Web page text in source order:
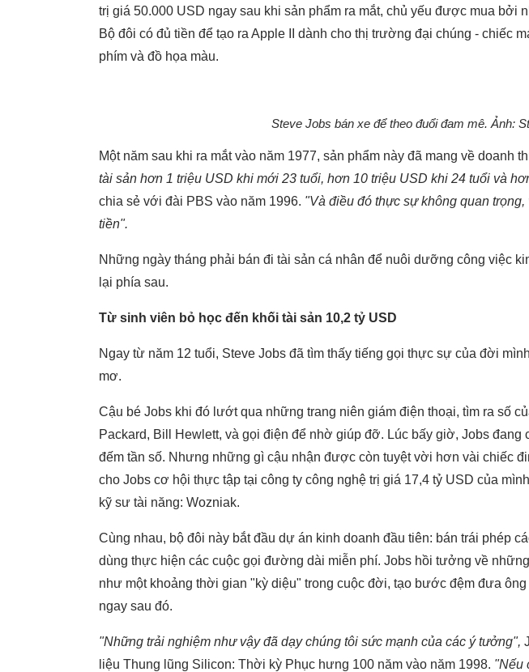
trị giá 50.000 USD ngay sau khi sản phẩm ra mắt, chủ yếu được mua bởi
Bộ đôi có đủ tiền để tạo ra Apple II dành cho thị trường đại chúng - chiếc
phím và đồ họa màu.
Steve Jobs bán xe để theo đuổi đam mê. Ảnh:
Một năm sau khi ra mắt vào năm 1977, sản phẩm này đã mang về doanh
tài sản hơn 1 triệu USD khi mới 23 tuổi, hơn 10 triệu USD khi 24 tuổi và
chia sẻ với đài PBS vào năm 1996. "Và điều đó thực sự không quan
tiền".
Những ngày tháng phải bán đi tài sản cá nhân để nuôi dưỡng công việc
lại phía sau.
Từ sinh viên bỏ học đến khối tài sản 10,2 tỷ USD
Ngay từ năm 12 tuổi, Steve Jobs đã tìm thấy tiếng gọi thực sự của đời
mơ.
Cậu bé Jobs khi đó lướt qua những trang niên giám điện thoại, tìm ra số
Packard, Bill Hewlett, và gọi điện để nhờ giúp đỡ. Lúc bấy giờ, Jobs đang
đếm tần số. Nhưng những gì cậu nhận được còn tuyệt vời hơn vài chiếc
cho Jobs cơ hội thực tập tại công ty công nghệ trị giá 17,4 tỷ USD của
kỹ sư tài năng: Wozniak.
Cùng nhau, bộ đôi này bắt đầu dự án kinh doanh đầu tiên: bán trái phép
dùng thực hiện các cuộc gọi đường dài miễn phí. Jobs hồi tưởng về
như một khoảng thời gian "kỳ diệu" trong cuộc đời, tạo bước đệm đưa
ngay sau đó.
"Những trải nghiệm như vậy đã dạy chúng tôi sức mạnh của các ý tưởng",
liệu Thung lũng Silicon: Thời kỳ Phục hưng 100 năm vào năm 1998. "Nếu